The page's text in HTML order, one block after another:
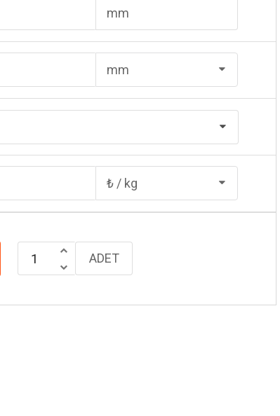
mm
mm
₺ / kg
ADET